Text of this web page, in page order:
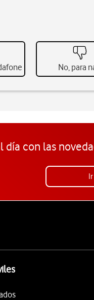
No, para
día con las